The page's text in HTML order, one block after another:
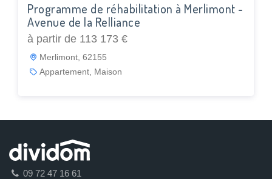
Programme de réhabilitation à Merlimont -
Avenue de la Relliance
à partir de 113 173 €
Merlimont, 62155
Appartement, Maison
09 72 47 16 61